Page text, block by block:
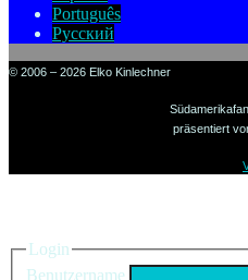
Português
Русский
© 2006 – 2026 Elko Kinlechner
präsentiert
Login
Benutzername